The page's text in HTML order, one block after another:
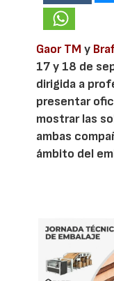
Gaor TM y
17 y 18 de
dirigida a
presentar
mostrar las
ambas
ámbito del